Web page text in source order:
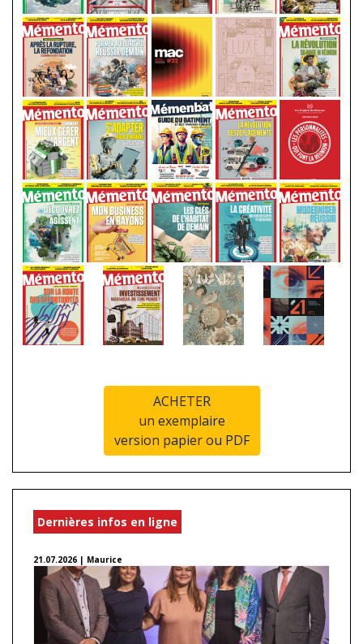
ACHETER
un exemplaire
version papier ou PDF
Dernières infos en ligne
21.07.2026 | Maurice